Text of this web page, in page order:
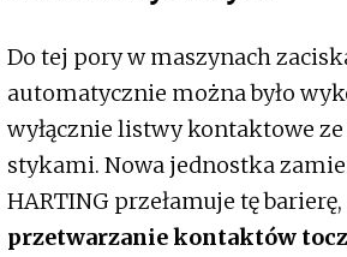
Do tej pory w maszynach
automatycznie można było
wyłącznie listwy kontaktowe
stykami. Nowa jednostka
HARTING przełamuje tę
przetwarzanie kontaktów